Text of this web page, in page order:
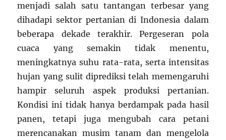
menjadi salah satu tantangan terbesar yang
dihadapi sektor pertanian di Indonesia dalam
beberapa dekade terakhir. Pergeseran pola
cuaca yang semakin tidak menentu,
meningkatnya suhu rata-rata, serta intensitas
hujan yang sulit diprediksi telah memengaruhi
hampir seluruh aspek produksi pertanian.
Kondisi ini tidak hanya berdampak pada hasil
panen, tetapi juga mengubah cara petani
merencanakan musim tanam dan mengelola